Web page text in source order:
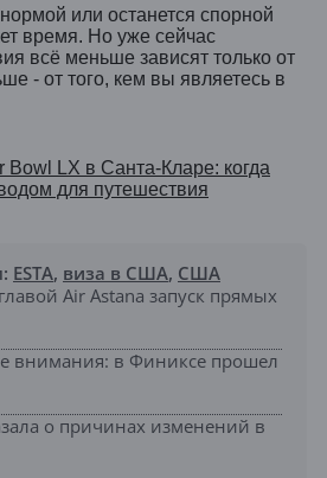
или останется спорной
время. Но уже сейчас
всё меньше зависят только от
- от того, кем вы являетесь в
Bowl LX в Санта-Кларе: когда
для путешествия
ESTA, виза в США, США
Air Astana запуск прямых
внимания: в Финиксе прошел
о причинах изменений в